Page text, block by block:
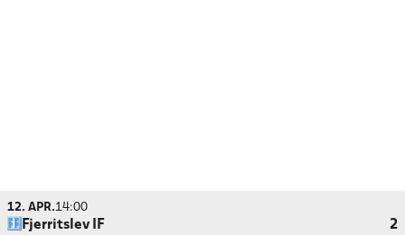
12. APR.14:00
Fjerritslev IF
2